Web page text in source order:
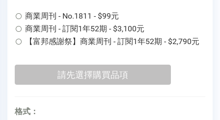
商業周刊 - No.1811 - $99元
商業周刊 - 訂閱1年52期 - $3,100元
【富邦感謝祭】商業周刊 - 訂閱1年52期 - $2,790元
格式：